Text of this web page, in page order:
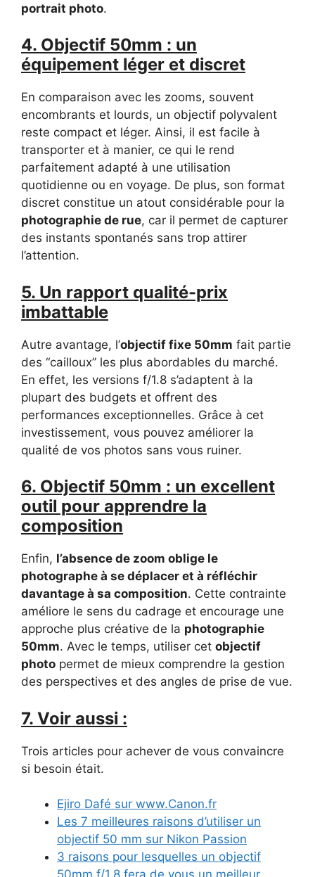
portrait photo.
4. Objectif 50mm : un
équipement léger et discret
En comparaison avec les zooms, souvent
encombrants et lourds, un objectif polyvalent
reste compact et léger. Ainsi, il est facile à
transporter et à manier, ce qui le rend
parfaitement adapté à une utilisation
quotidienne ou en voyage. De plus, son format
discret constitue un atout considérable pour la
photographie de rue, car il permet de capturer
des instants spontanés sans trop attirer
l’attention.
5. Un rapport qualité-prix
imbattable
Autre avantage, l’objectif fixe 50mm fait partie
des “cailloux” les plus abordables du marché.
En effet, les versions f/1.8 s’adaptent à la
plupart des budgets et offrent des
performances exceptionnelles. Grâce à cet
investissement, vous pouvez améliorer la
qualité de vos photos sans vous ruiner.
6. Objectif 50mm : un excellent
outil pour apprendre la
composition
Enfin, l’absence de zoom oblige le
photographe à se déplacer et à réfléchir
davantage à sa composition. Cette contrainte
améliore le sens du cadrage et encourage une
approche plus créative de la photographie
50mm. Avec le temps, utiliser cet objectif
photo permet de mieux comprendre la gestion
des perspectives et des angles de prise de vue.
7. Voir aussi :
Trois articles pour achever de vous convaincre
si besoin était.
Ejiro Dafé sur www.Canon.fr
Les 7 meilleures raisons d’utiliser un
objectif 50 mm sur Nikon Passion
3 raisons pour lesquelles un objectif